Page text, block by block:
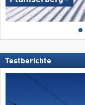
Testberichte